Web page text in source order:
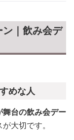
｜飲み会デ
めな人
台の飲み会デー
大切です。